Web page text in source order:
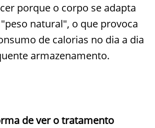
porque o corpo se adapta
natural", o que provoca
de calorias no dia a dia
armazenamento.
de ver o tratamento